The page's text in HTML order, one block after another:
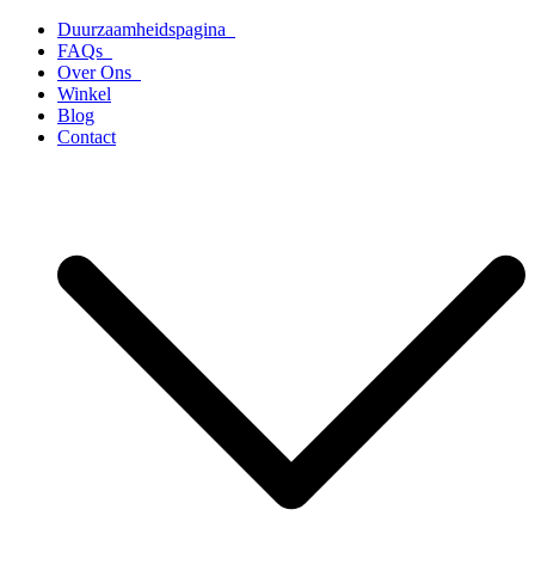
naar
inhoud
Duurzaamheidspagina
FAQs
Over Ons
Winkel
Blog
Contact